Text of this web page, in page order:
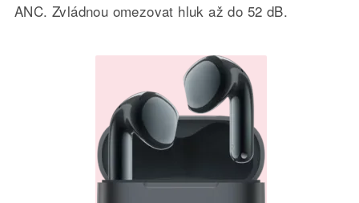
ANC. Zvládnou omezovat hluk až do 52 dB.